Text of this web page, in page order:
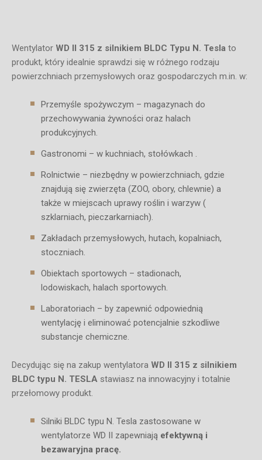
Wentylator WD II 315 z silnikiem BLDC Typu N. Tesla to
produkt, który idealnie sprawdzi się w różnego rodzaju
powierzchniach przemysłowych oraz gospodarczych m.in. w:
Przemyśle spożywczym – magazynach do
przechowywania żywności oraz halach
produkcyjnych.
Gastronomi – w kuchniach, stołówkach .
Rolnictwie – niezbędny w powierzchniach, gdzie
znajdują się zwierzęta (ZOO, obory, chlewnie) a
także w miejscach uprawy roślin i warzyw (
szklarniach, pieczarkarniach).
Zakładach przemysłowych, hutach, kopalniach,
stoczniach.
Obiektach sportowych – stadionach,
lodowiskach, halach sportowych.
Laboratoriach – by zapewnić odpowiednią
wentylację i eliminować potencjalnie szkodliwe
substancje chemiczne.
Decydując się na zakup wentylatora WD II 315 z silnikiem
BLDC typu N. TESLA stawiasz na innowacyjny i totalnie
przełomowy produkt.
Silniki BLDC typu N. Tesla zastosowane w
wentylatorze WD II zapewniają efektywną i
bezawaryjna pracę.